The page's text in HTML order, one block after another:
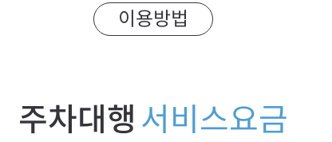
이용방법
주차대행 서비스요금